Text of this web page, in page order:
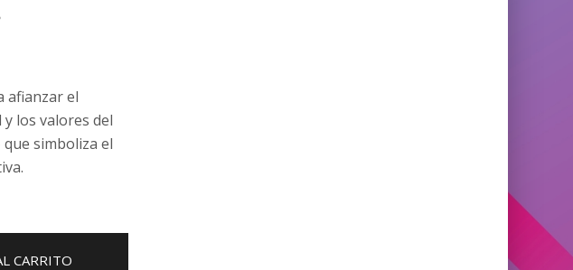
afianzar el
los valores del
simboliza el
CARRITO